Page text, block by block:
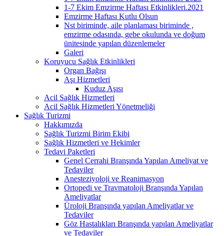
1-7 Ekim Emzirme Haftası Etkinlikleri.2021
Emzirme Haftası Kutlu Olsun
Nst biriminde, aile planlaması biriminde ,
emzirme odasında, gebe okulunda ve doğum
ünitesinde yapılan düzenlemeler
Galeri
Koruyucu Sağlık Etkinlikleri
Organ Bağışı
Aşı Hizmetleri
Kuduz Aşısı
Acil Sağlık Hizmetleri
Acil Sağlık Hizmetleri Yönetmeliği
Sağlık Turizmi
Hakkımızda
Sağlık Turizmi Birim Ekibi
Sağlık Hizmetleri ve Hekimler
Tedavi Paketleri
Genel Cerrahi Branşında Yapılan Ameliyat ve
Tedaviler
Anesteziyoloji ve Reanimasyon
Ortopedi ve Travmatoloji Branşında Yapılan
Ameliyatlar
Üroloji Branşında yapılan Ameliyatlar ve
Tedaviler
Göz Hastalıkları Branşında yapılan Ameliyatlar
ve Tedaviler